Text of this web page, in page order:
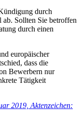
durch
Sollten Sie betroffen
durch einen
europäischer
dass die
Bewerbern nur
Tätigkeit
2019, Aktenzeichen: